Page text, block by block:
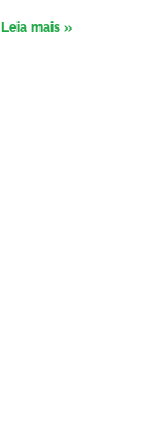
Leia mais »